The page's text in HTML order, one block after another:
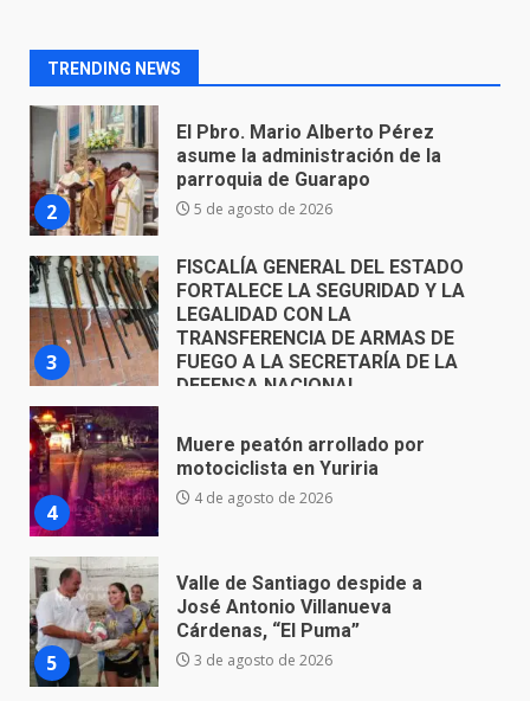
TRENDING NEWS
2
3
FORTALECE LA SEGURIDAD Y LA
LEGALIDAD CON LA
TRANSFERENCIA DE ARMAS DE
FUEGO A LA SECRETARÍA DE LA
5 de agosto de 2026
4
Muere peatón arrollado por
motociclista en Yuriria
4 de agosto de 2026
5
Valle de Santiago despide a
José Antonio Villanueva
Cárdenas, “El Puma”
3 de agosto de 2026
6
Hombre pierde la vida en
tabiquera